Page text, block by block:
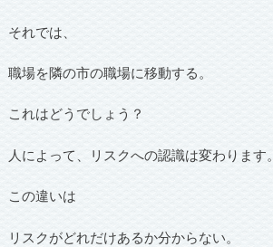
それでは、
職場を隣の市の職場に移動する。
これはどうでしょう？
人によって、リスクへの認識は変わります。
この違いは
リスクがどれだけあるか分からない。